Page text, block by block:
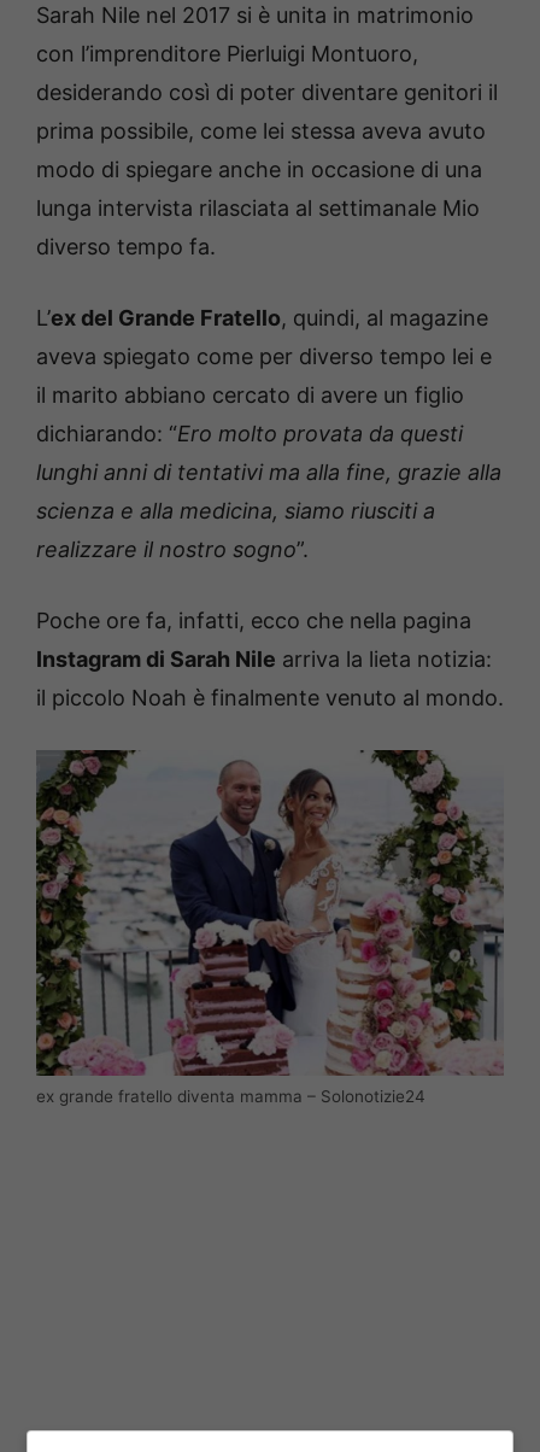
Sarah Nile nel 2017 si è unita in matrimonio
con l’imprenditore Pierluigi Montuoro,
desiderando così di poter diventare genitori il
prima possibile, come lei stessa aveva avuto
modo di spiegare anche in occasione di una
lunga intervista rilasciata al settimanale Mio
diverso tempo fa.
L’ex del Grande Fratello, quindi, al magazine
aveva spiegato come per diverso tempo lei e
il marito abbiano cercato di avere un figlio
dichiarando: “Ero molto provata da questi
lunghi anni di tentativi ma alla fine, grazie alla
scienza e alla medicina, siamo riusciti a
realizzare il nostro sogno”.
Poche ore fa, infatti, ecco che nella pagina
Instagram di Sarah Nile arriva la lieta notizia:
il piccolo Noah è finalmente venuto al mondo.
ex grande fratello diventa mamma – Solonotizie24